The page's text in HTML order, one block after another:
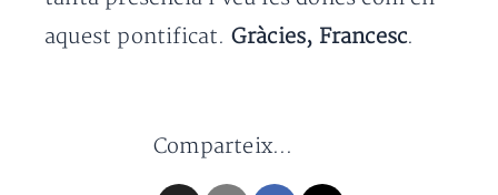
aquest pontificat. Gràcies, Francesc.
Comparteix...